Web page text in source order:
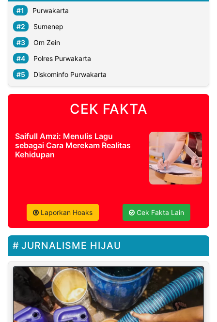
Purwakarta
Sumenep
Om Zein
Polres Purwakarta
Diskominfo Purwakarta
CEK FAKTA
Saifull Amzi: Menulis Lagu
sebagai Cara Merekam Realitas
Kehidupan
Laporkan Hoaks Cek Fakta Lain
JURNALISME HIJAU